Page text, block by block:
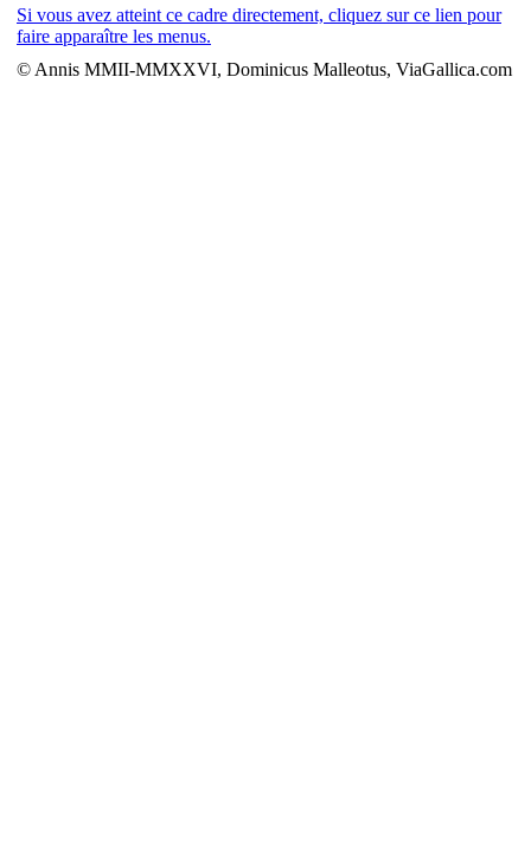
Si vous avez atteint ce cadre directement, cliquez sur ce lien pour
faire apparaître les menus.
© Annis MMII-MMXXVI, Dominicus Malleotus, ViaGallica.com